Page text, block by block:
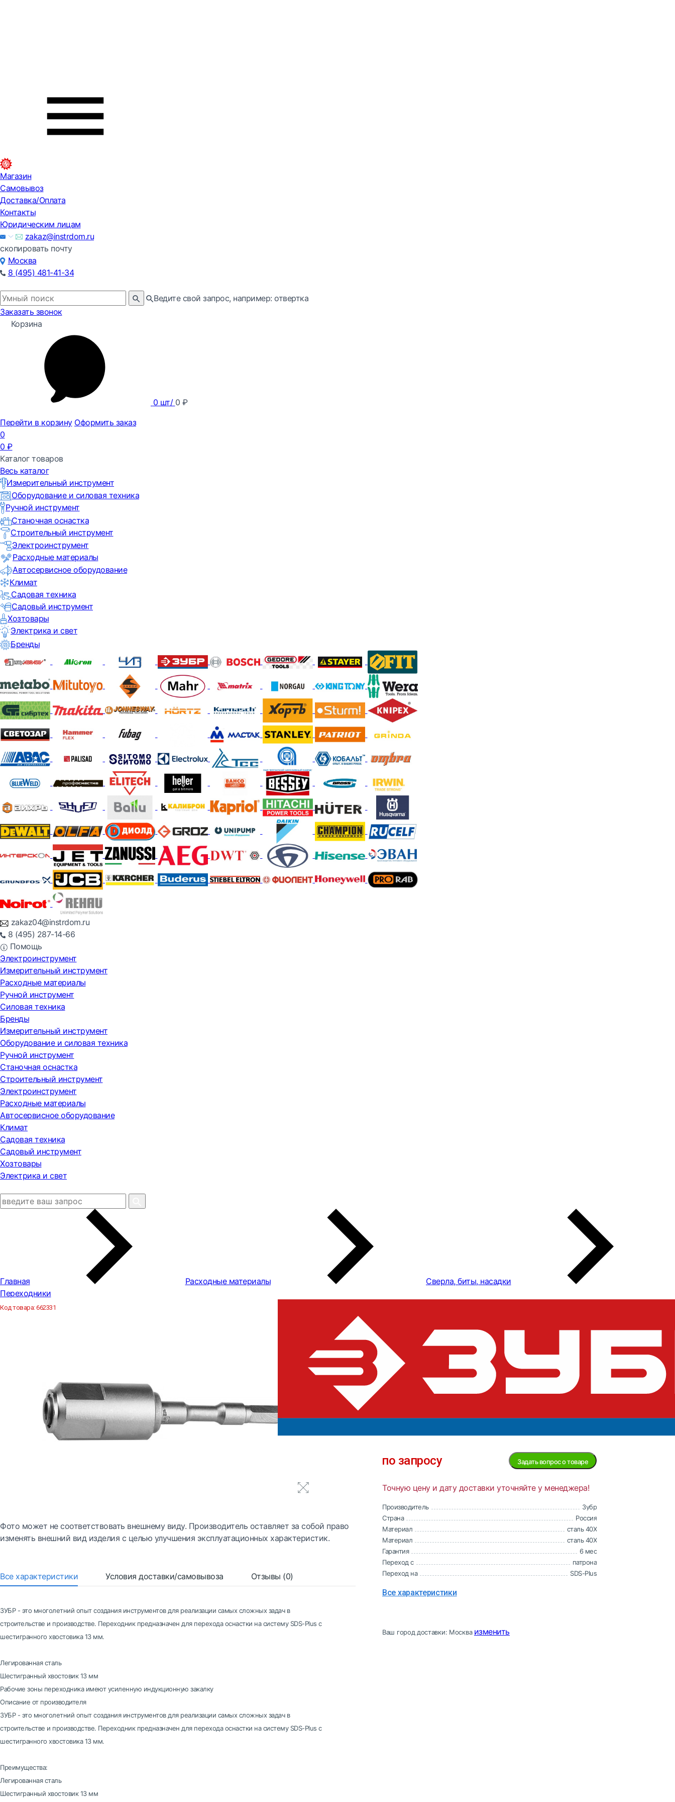
Магазин
Самовывоз
Доставка/Оплата
Контакты
Юридическим лицам
zakaz@instrdom.ru
скопировать почту
Москва
8 (495) 481-41-34
Ведите свой запрос, например: отвертка
Заказать звонок
Корзина
0 шт/ 0 ₽
Перейти в корзину Оформить заказ
0
0 ₽
Каталог товаров
Весь каталог
Измерительный инструмент
Оборудование и силовая техника
Ручной инструмент
Станочная оснастка
Строительный инструмент
Электроинструмент
Расходные материалы
Автосервисное оборудование
Климат
Садовая техника
Садовый инструмент
Хозтовары
Электрика и свет
Бренды
zakaz04@instrdom.ru
8 (495) 287-14-66
Помощь
Электроинструмент
Измерительный инструмент
Расходные материалы
Ручной инструмент
Силовая техника
Бренды
Измерительный инструмент
Оборудование и силовая техника
Ручной инструмент
Станочная оснастка
Строительный инструмент
Электроинструмент
Расходные материалы
Автосервисное оборудование
Климат
Садовая техника
Садовый инструмент
Хозтовары
Электрика и свет
Главная Расходные материалы
Сверла, биты, насадки
Переходники
Код товара:662331
Фото может не соответствовать внешнему виду. Производитель оставляет за собой право
изменять внешний вид изделия с целью улучшения эксплуатационных характеристик.
Все характеристики Условия доставки/самовывоза Отзывы (0)
ЗУБР - это многолетний опыт создания инструментов для реализации самых сложных задач в
строительстве и производстве. Переходник предназначен для перехода оснастки на систему SDS-Plus с
шестигранного хвостовика 13 мм.
Легированная сталь
Шестигранный хвостовик 13 мм
Рабочие зоны переходника имеют усиленную индукционную закалку
Описание от производителя
ЗУБР - это многолетний опыт создания инструментов для реализации самых сложных задач в
строительстве и производстве. Переходник предназначен для перехода оснастки на систему SDS-Plus с
шестигранного хвостовика 13 мм.
Преимущества:
Легированная сталь
Шестигранный хвостовик 13 мм
для патрона 13 мм 29062-13_z01
0 отзывов
по запросу Задать вопрос о товаре
Точную цену и дату доставки уточняйте у менеджера!
Производитель
Зубр
Страна
Россия
Материал
сталь 40Х
Материал
сталь 40Х
Гарантия
6 мес
Переход с
патрона
Переход на
SDS-Plus
Все характеристики
Ваш город доставки: Москва изменить